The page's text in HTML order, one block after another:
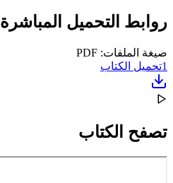
روابط التحميل المباشرة
صيغة الملفات: PDF
1تحميل الكتاب
تصفح الكتاب